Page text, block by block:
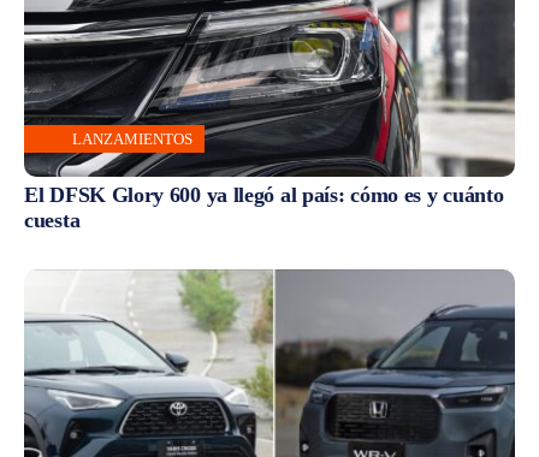
LANZAMIENTOS
El DFSK Glory 600 ya llegó al país: cómo es y cuánto
cuesta